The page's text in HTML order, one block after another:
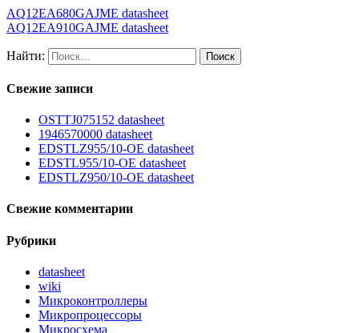
AQ12EA680GAJME datasheet
AQ12EA910GAJME datasheet
Найти:
Свежие записи
OSTTJ075152 datasheet
1946570000 datasheet
EDSTLZ955/10-OE datasheet
EDSTL955/10-OE datasheet
EDSTLZ950/10-OE datasheet
Свежие комментарии
Рубрики
datasheet
wiki
Микроконтроллеры
Микропроцессоры
Микросхема